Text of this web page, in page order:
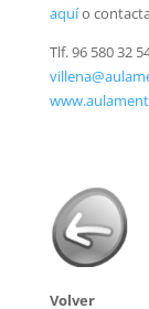
aquío
Tlf. 96 580 32
Volver